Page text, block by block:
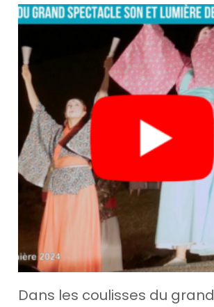
Dans les coulisses du grand